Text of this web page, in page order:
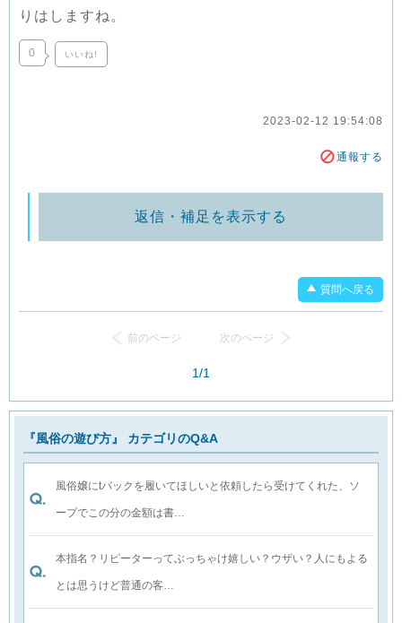
りはしますね。
0 いいね!
2023-02-12 19:54:08
通報する
返信・補足を表示する
質問へ戻る
前のページ 次のページ
1/1
『風俗の遊び方』 カテゴリのQ&A
風俗嬢にtバックを履いてほしいと依頼したら受けてくれた、ソ
ープでこの分の金額は書…
本指名？リピーターってぶっちゃけ嬉しい？ウザい？人にもよる
とは思うけど普通の客…